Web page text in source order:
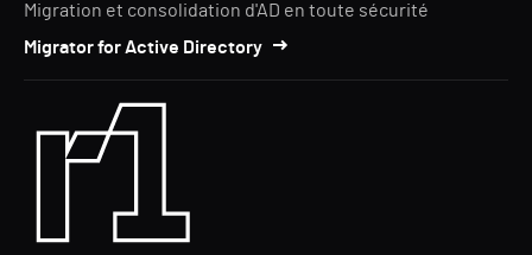
Migration et consolidation d'AD en toute sécurité
Migrator for Active Directory